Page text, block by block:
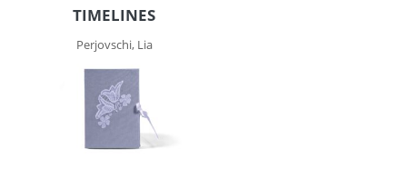
TIMELINES
Perjovschi, Lia